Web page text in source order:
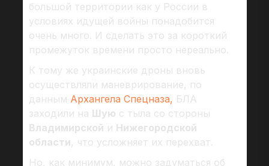
большой территории как у России в
условиях идущей войны понадобится
очень много. И сделать это за короткий
промежуток времени просто нереально.
К тому же украинские дроны вновь
осуществляли маневрирование, по
данным Архангела Спецназа, БЛА
заходили на Шую с тыла со стороны
Владимирской и Нижегородской
области, что усложняет их перехват.
Но, как минимум, можно задуматься об